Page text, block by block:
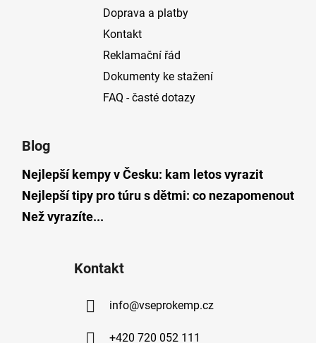
Doprava a platby
Kontakt
Reklamační řád
Dokumenty ke stažení
FAQ - časté dotazy
Blog
Nejlepší kempy v Česku: kam letos vyrazit
Nejlepší tipy pro túru s dětmi: co nezapomenout
Než vyrazíte...
Kontakt
info@vseprokemp.cz
+420 720 052 111